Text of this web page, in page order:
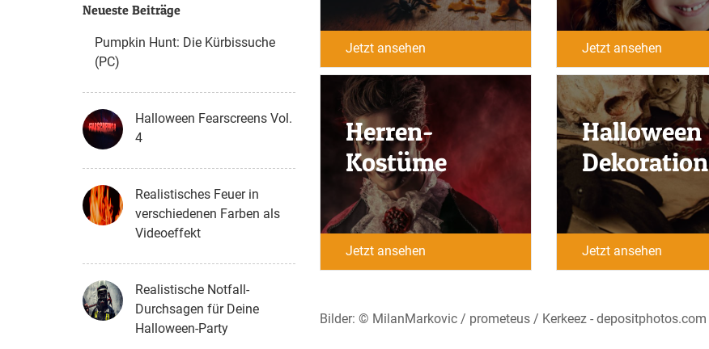
Neueste Beiträge
Pumpkin Hunt: Die Kürbissuche
(PC)
Halloween Fearscreens Vol.
4
Realistisches Feuer in
verschiedenen Farben als
Videoeffekt
Realistische Notfall-
Durchsagen für Deine
Halloween-Party
Jetzt ansehen Jetzt ansehen
Herren-
Kostüme
Jetzt ansehen
Halloween
Dekoration
Jetzt ansehen
Bilder: © MilanMarkovic / prometeus / Kerkeez - depositphotos.com